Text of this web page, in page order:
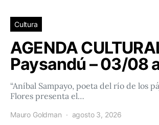
Cultura
AGENDA
Paysandú – 03/08
“Aníbal Sampayo, poeta del río de los
Flores presenta el…
Mauro Goldman agosto 3, 2026